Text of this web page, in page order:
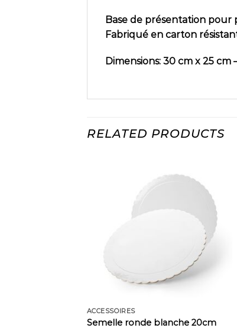
Base de présentation pour
Fabriqué en carton
Dimensions: 30 cm x 25 cm
RELATED PRODUCTS
ACCESSOIRES
Semelle ronde blanche 20cm